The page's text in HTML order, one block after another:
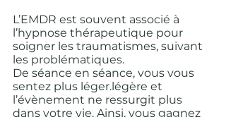
L’EMDR est souvent associé à
l’hypnose thérapeutique pour
soigner les traumatismes, suivant
les problématiques.
De séance en séance, vous vous
sentez plus léger.légère et
l’évènement ne ressurgit plus
dans votre vie. Ainsi, vous gagnez